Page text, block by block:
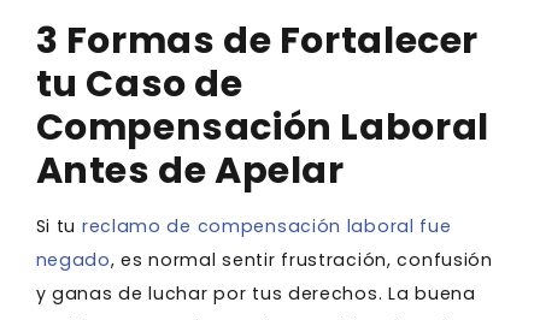
3 Formas de Fortalecer
tu Caso de
Compensación Laboral
Antes de Apelar
Si tu reclamo de compensación laboral fue
negado, es normal sentir frustración, confusión
y ganas de luchar por tus derechos. La buena